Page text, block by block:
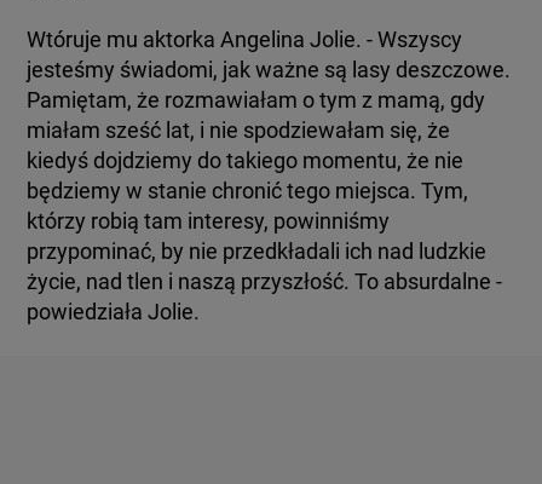
Wtóruje mu aktorka Angelina Jolie. - Wszyscy
jesteśmy świadomi, jak ważne są lasy deszczowe.
Pamiętam, że rozmawiałam o tym z mamą, gdy
miałam sześć lat, i nie spodziewałam się, że
kiedyś dojdziemy do takiego momentu, że nie
będziemy w stanie chronić tego miejsca. Tym,
którzy robią tam interesy, powinniśmy
przypominać, by nie przedkładali ich nad ludzkie
życie, nad tlen i naszą przyszłość. To absurdalne -
powiedziała Jolie.